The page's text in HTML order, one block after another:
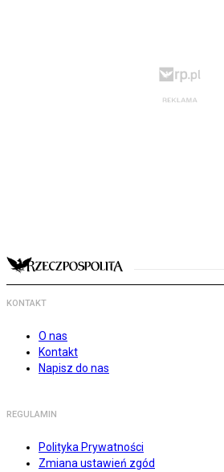
KONTAKT
O nas
Kontakt
Napisz do nas
REGULAMIN
Polityka Prywatności
Zmiana ustawień zgód